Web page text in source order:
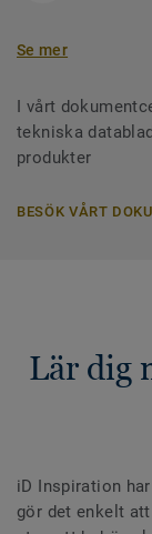
Se mer
I vårt
tekniska
produkter
BESÖK VÅRT
Lär dig
iD Inspiration
gör det enkelt